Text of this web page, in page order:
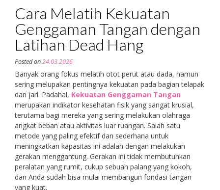
Cara Melatih Kekuatan
Genggaman Tangan dengan
Latihan Dead Hang
Posted on24.03.2026
Banyak orang fokus melatih otot perut atau dada, namun
sering melupakan pentingnya kekuatan pada bagian telapak
dan jari. Padahal, Kekuatan Genggaman Tangan
merupakan indikator kesehatan fisik yang sangat krusial,
terutama bagi mereka yang sering melakukan olahraga
angkat beban atau aktivitas luar ruangan. Salah satu
metode yang paling efektif dan sederhana untuk
meningkatkan kapasitas ini adalah dengan melakukan
gerakan menggantung. Gerakan ini tidak membutuhkan
peralatan yang rumit, cukup sebuah palang yang kokoh,
dan Anda sudah bisa mulai membangun fondasi tangan
yang kuat.